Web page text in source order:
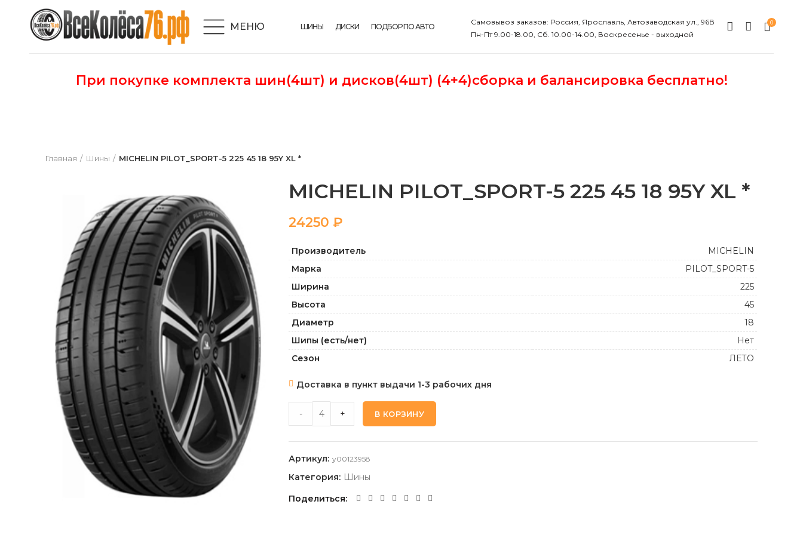
МЕНЮ ШИНЫ ДИСКИ ПОДБОР ПО АВТО
Самовывоз заказов: Россия, Ярославль, Автозаводская ул., 96В
Пн-Пт 9.00-18.00, Сб. 10.00-14.00, Воскресенье - выходной
0
При покупке комплекта шин(4шт) и дисков(4шт) (4+4)сборка и балансировка бесплатно!
Главная Шины MICHELIN PILOT_SPORT-5 225 45 18 95Y XL *
MICHELIN PILOT_SPORT-5 225 45 18 95Y XL *
₽
Производитель
MICHELIN
Марка
PILOT_SPORT-5
Ширина
225
Высота
45
Диаметр
18
Шипы (есть/нет)
Нет
Сезон
ЛЕТО
Доставка в пункт выдачи 1-3 рабочих дня
MICHELIN PILOT_SPORT-5 225 45 18 95Y XL * quantity
- + В КОРЗИНУ
Артикул: y00123958
Категория: Шины
Поделиться